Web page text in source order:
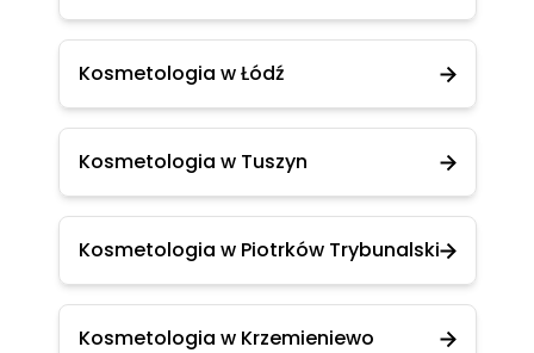
Kosmetologia w Łódź
Kosmetologia w Tuszyn
Kosmetologia w Piotrków Trybunalski
Kosmetologia w Krzemieniewo